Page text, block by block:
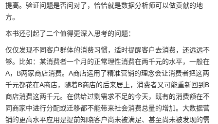
提高。验证问题是否问对了，恰恰就是数据分析师可以做贡献的地
方。
本书还引起了二个值得更深入思考的问题：
仅仅发现不同客户群体的消费习惯，适时提醒客户去消费，还远远不
够。比如：某消费者一个月的正常理性消费在两千元的水平，一般在
A，B两家商店消费。A商店运用了精准营销的理念会让消费者把这两
千元都花在A商店，随着B商店的后来居上，消费者又可能重新回到B
商店消费这两千元。在供给过剩需求不足的今天，既有的消费额在不
同商家中进行分配或迁移都不能带来社会消费总量的增加。大数据营
销的更高水平应用是提前知晓客户尚未被满足、甚至尚未被发现的需